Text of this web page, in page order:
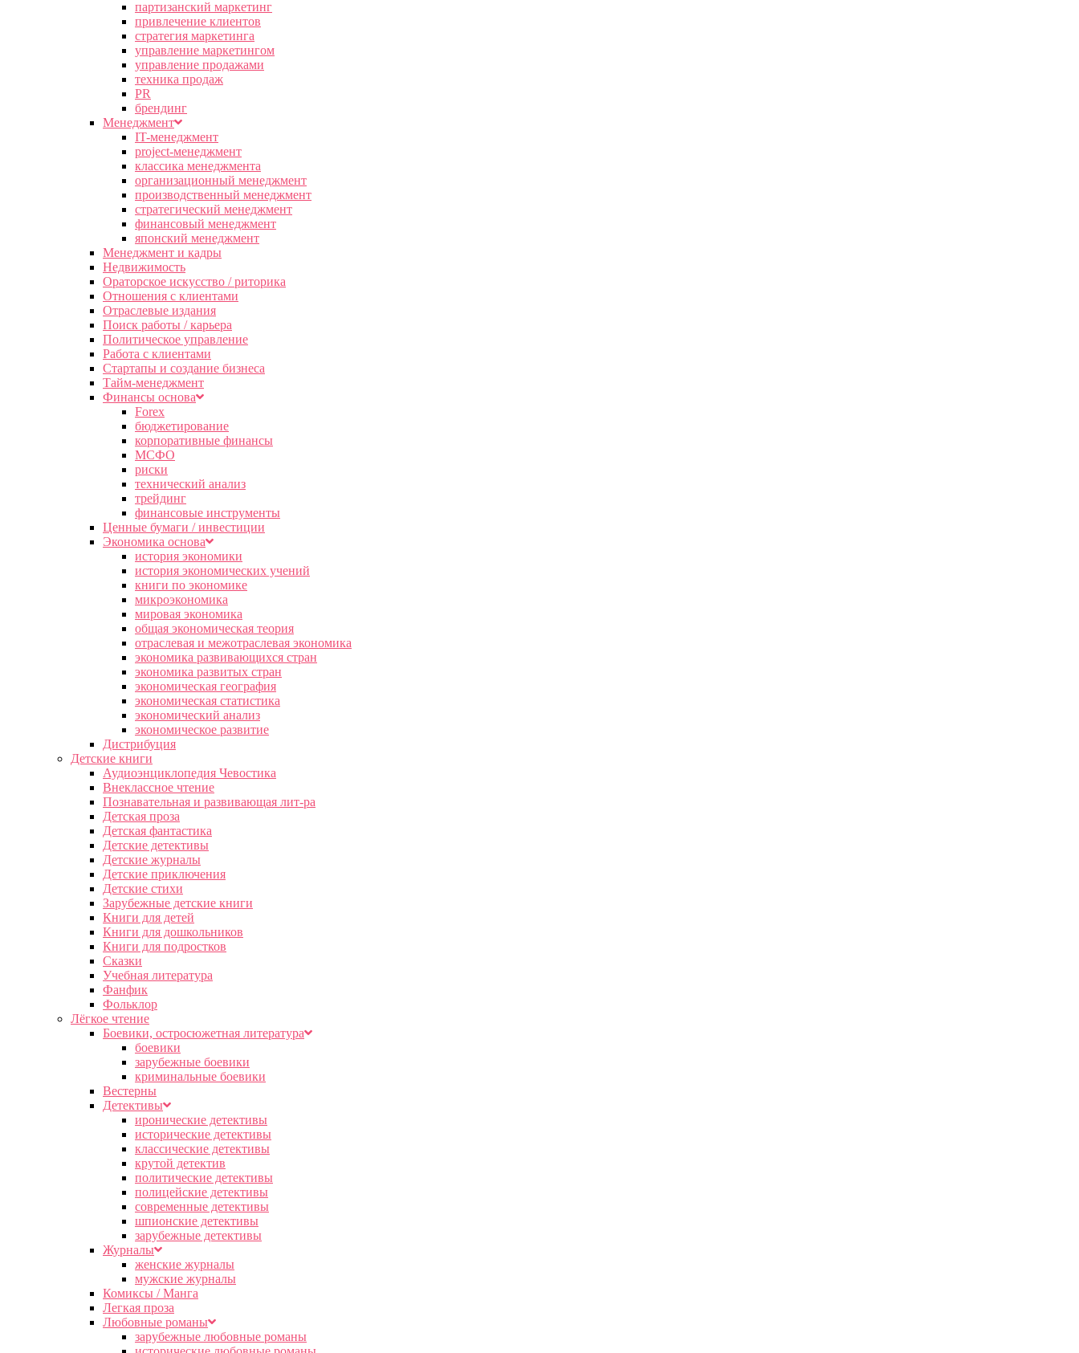
партизанский маркетинг
привлечение клиентов
стратегия маркетинга
управление маркетингом
управление продажами
техника продаж
PR
брендинг
Менеджмент
IT-менеджмент
project-менеджмент
классика менеджмента
организационный менеджмент
производственный менеджмент
стратегический менеджмент
финансовый менеджмент
японский менеджмент
Менеджмент и кадры
Недвижимость
Ораторское искусство / риторика
Отношения с клиентами
Отраслевые издания
Поиск работы / карьера
Политическое управление
Работа с клиентами
Стартапы и создание бизнеса
Тайм-менеджмент
Финансы основа
Forex
бюджетирование
корпоративные финансы
МСФО
риски
технический анализ
трейдинг
финансовые инструменты
Ценные бумаги / инвестиции
Экономика основа
история экономики
история экономических учений
книги по экономике
микроэкономика
мировая экономика
общая экономическая теория
отраслевая и межотраслевая экономика
экономика развивающихся стран
экономика развитых стран
экономическая география
экономическая статистика
экономический анализ
экономическое развитие
Дистрибуция
Детские книги
Аудиоэнциклопедия Чевостика
Внеклассное чтение
Познавательная и развивающая лит-ра
Детская проза
Детская фантастика
Детские детективы
Детские журналы
Детские приключения
Детские стихи
Зарубежные детские книги
Книги для детей
Книги для дошкольников
Книги для подростков
Сказки
Учебная литература
Фанфик
Фольклор
Лёгкое чтение
Боевики, остросюжетная литература
боевики
зарубежные боевики
криминальные боевики
Вестерны
Детективы
иронические детективы
исторические детективы
классические детективы
крутой детектив
политические детективы
полицейские детективы
современные детективы
шпионские детективы
зарубежные детективы
Журналы
женские журналы
мужские журналы
Комиксы / Манга
Легкая проза
Любовные романы
зарубежные любовные романы